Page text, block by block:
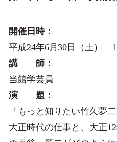
開催日時：
平成24年6月30日（土）
講 師：
当館学芸員
演 題：
「もっと知りたい竹久夢二
大正時代の仕事と、大正